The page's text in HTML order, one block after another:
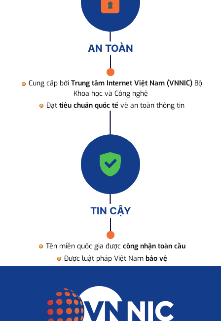
AN TOÀN
Cung cấp bởi Trung tâm Internet Việt Nam (VNNIC) Bộ
Khoa học và Công nghệ
Đạt tiêu chuẩn quốc tế về an toàn thông tin
TIN CẬY
Tên miền quốc gia được công nhận toàn cầu
Được luật pháp Việt Nam bảo vệ